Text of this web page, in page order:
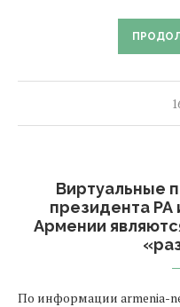
Виртуальные
президента
Армении
По информации armenia-